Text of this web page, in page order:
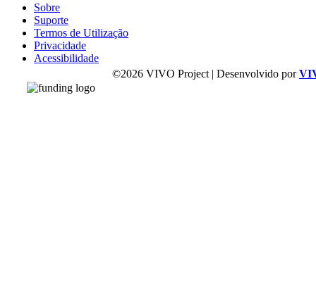
Sobre
Suporte
Termos de Utilização
Privacidade
Acessibilidade
©2026 VIVO Project | Desenvolvido por